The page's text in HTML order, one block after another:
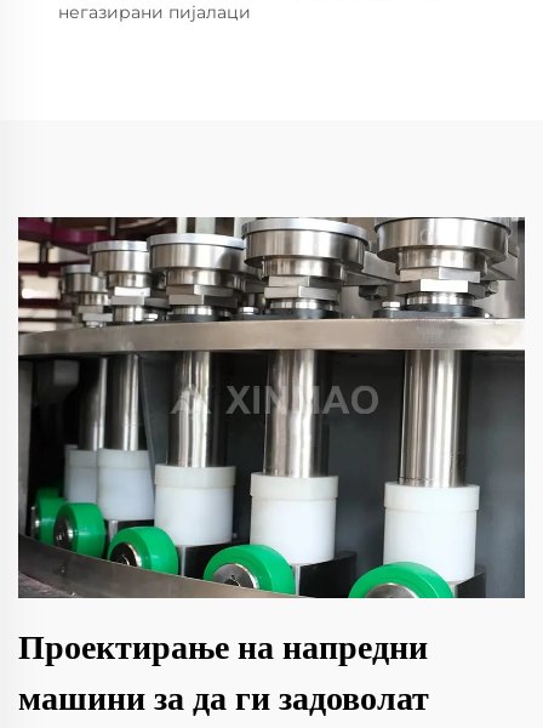
негазирани пијалаци
Проектирање на напредни
машини за да ги задоволат